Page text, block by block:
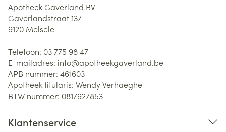
Apotheek Gaverland BV
Gaverlandstraat 137
9120 Melsele
Telefoon: 03 775 98 47
E-mailadres: info@apotheekgaverland.be
APB nummer: 461603
Apotheek titularis: Wendy Verhaeghe
BTW nummer: 0817927853
Klantenservice